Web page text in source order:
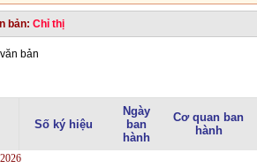
bản: Chỉ thị
văn bản
Số ký hiệu
Ngày
ban
hành
Cơ quan ban
hành